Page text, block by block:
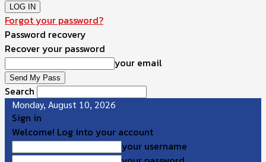
Forgot your password?
Password recovery
Recover your password
your email
Search
Monday, August 10, 2026
Sign in
Welcome! Log into your account
your username